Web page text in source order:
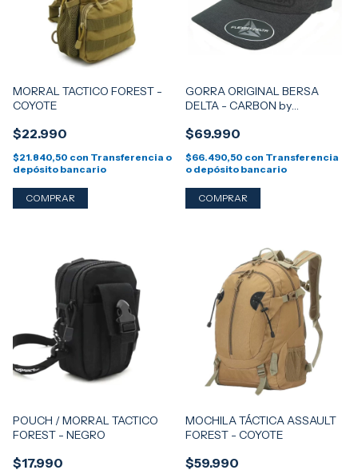
MORRAL TACTICO FOREST -
COYOTE
$22.990
$21.840,50 con Transferencia o
depósito bancario
GORRA ORIGINAL BERSA
DELTA - CARBON by
$69.990
$66.490,50 con Transferencia
o depósito bancario
POUCH / MORRAL TACTICO
FOREST - NEGRO
$17.990
MOCHILA TÁCTICA ASSAULT
FOREST - COYOTE
$59.990